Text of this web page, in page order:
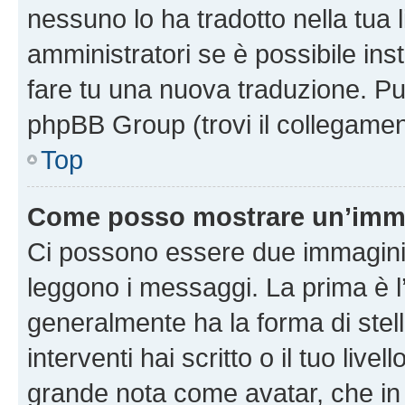
nessuno lo ha tradotto nella tua
amministratori se è possibile
fare tu una nuova traduzione.
phpBB Group (trovi il
Top
Come posso mostrare
Ci possono essere due
leggono i messaggi. La prima è
generalmente ha la forma di
interventi hai scritto o il tuo
grande nota come avatar, che